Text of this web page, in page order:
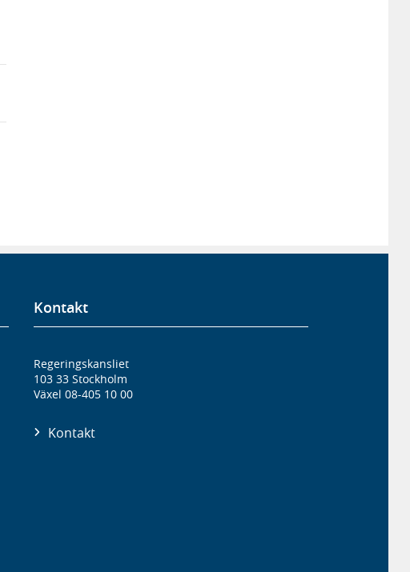
Kontakt
Regeringskansliet
103 33 Stockholm
Växel 08-405 10 00
Kontakt